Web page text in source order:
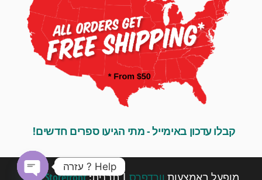
קבלו עדכון באימייל - מתי הגיעו ספרים חדשים!
Help ? עזרה